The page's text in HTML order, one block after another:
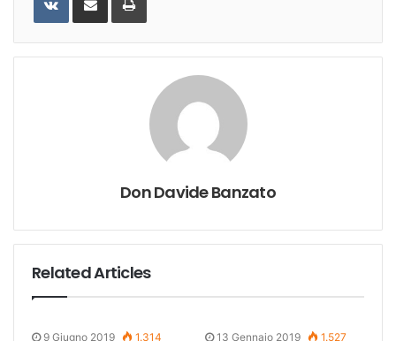
Email
Don Davide Banzato
Related Articles
9 Giugno 2019 1.314 13 Gennaio 2019 1.527